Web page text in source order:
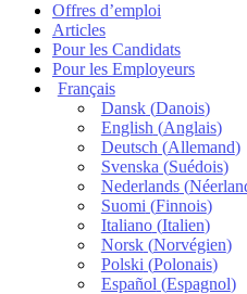
Offres d’emploi
Articles
Pour les Candidats
Pour les Employeurs
Français
Dansk(Danois)
English (Anglais)
Deutsch (Allemand)
Svenska (Suédois)
Nederlands(
Suomi (Finnois)
Italiano(Italien)
Norsk(Norvégien)
Polski (Polonais)
Español (Espagnol)